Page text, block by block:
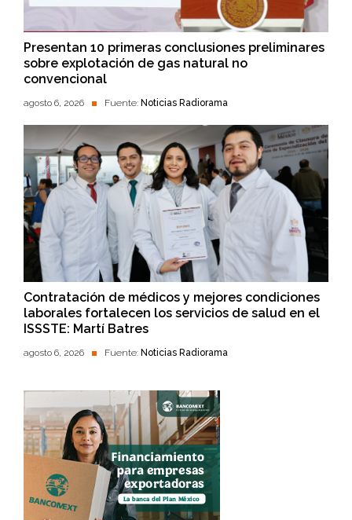
Presentan 10 primeras conclusiones preliminares
sobre explotación de gas natural no
convencional
agosto 6, 2026 Fuente: Noticias Radiorama
Contratación de médicos y mejores condiciones
laborales fortalecen los servicios de salud en el
ISSSTE: Martí Batres
agosto 6, 2026 Fuente: Noticias Radiorama